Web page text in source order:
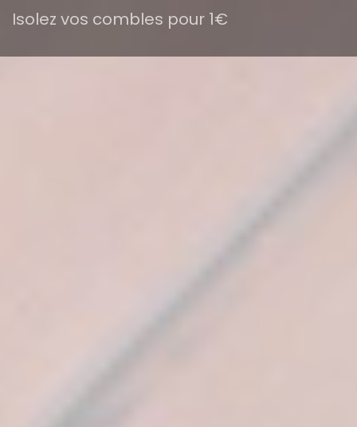
Isolez vos combles pour 1€